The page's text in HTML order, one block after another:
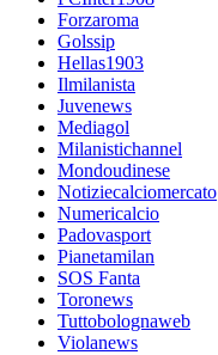
Forzaroma
Golssip
Hellas1903
Ilmilanista
Juvenews
Mediagol
Milanistichannel
Mondoudinese
Notiziecalciomercato
Numericalcio
Padovasport
Pianetamilan
SOS Fanta
Toronews
Tuttobolognaweb
Violanews